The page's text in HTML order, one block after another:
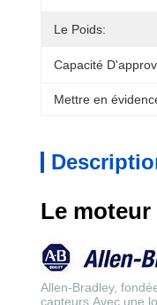
Le Poids:
Capacité
Mettre en
Le
Allen-Bradley,
capteurs.Avec une